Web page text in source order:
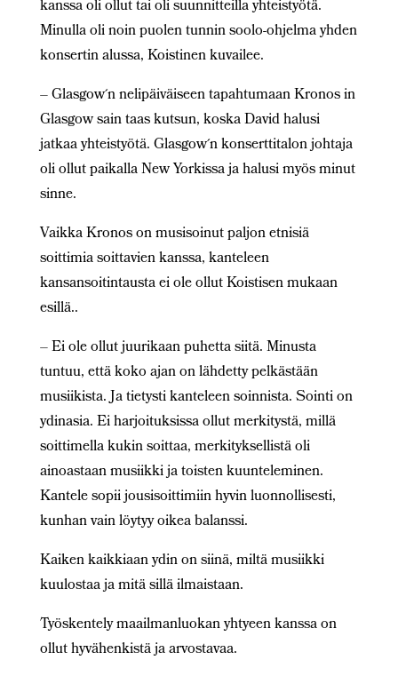
kanssa oli ollut tai oli suunnitteilla yhteistyötä.
Minulla oli noin puolen tunnin soolo-ohjelma yhden
konsertin alussa, Koistinen kuvailee.
– Glasgow´n nelipäiväiseen tapahtumaan Kronos in
Glasgow sain taas kutsun, koska David halusi
jatkaa yhteistyötä. Glasgow´n konserttitalon johtaja
oli ollut paikalla New Yorkissa ja halusi myös minut
sinne.
Vaikka Kronos on musisoinut paljon etnisiä
soittimia soittavien kanssa, kanteleen
kansansoitintausta ei ole ollut Koistisen mukaan
esillä..
– Ei ole ollut juurikaan puhetta siitä. Minusta
tuntuu, että koko ajan on lähdetty pelkästään
musiikista. Ja tietysti kanteleen soinnista. Sointi on
ydinasia. Ei harjoituksissa ollut merkitystä, millä
soittimella kukin soittaa, merkityksellistä oli
ainoastaan musiikki ja toisten kuunteleminen.
Kantele sopii jousisoittimiin hyvin luonnollisesti,
kunhan vain löytyy oikea balanssi.
Kaiken kaikkiaan ydin on siinä, miltä musiikki
kuulostaa ja mitä sillä ilmaistaan.
Työskentely maailmanluokan yhtyeen kanssa on
ollut hyvähenkistä ja arvostavaa.